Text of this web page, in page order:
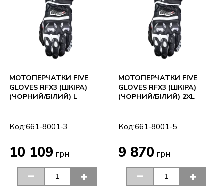
МОТОПЕРЧАТКИ FIVE
GLOVES RFX3 (ШКІРА)
(ЧОРНИЙ/БІЛИЙ) L
Код:661-8001-3
10 109 грн
МОТОПЕРЧАТКИ FIVE
GLOVES RFX3 (ШКІРА)
(ЧОРНИЙ/БІЛИЙ) 2XL
Код:661-8001-5
9 870 грн